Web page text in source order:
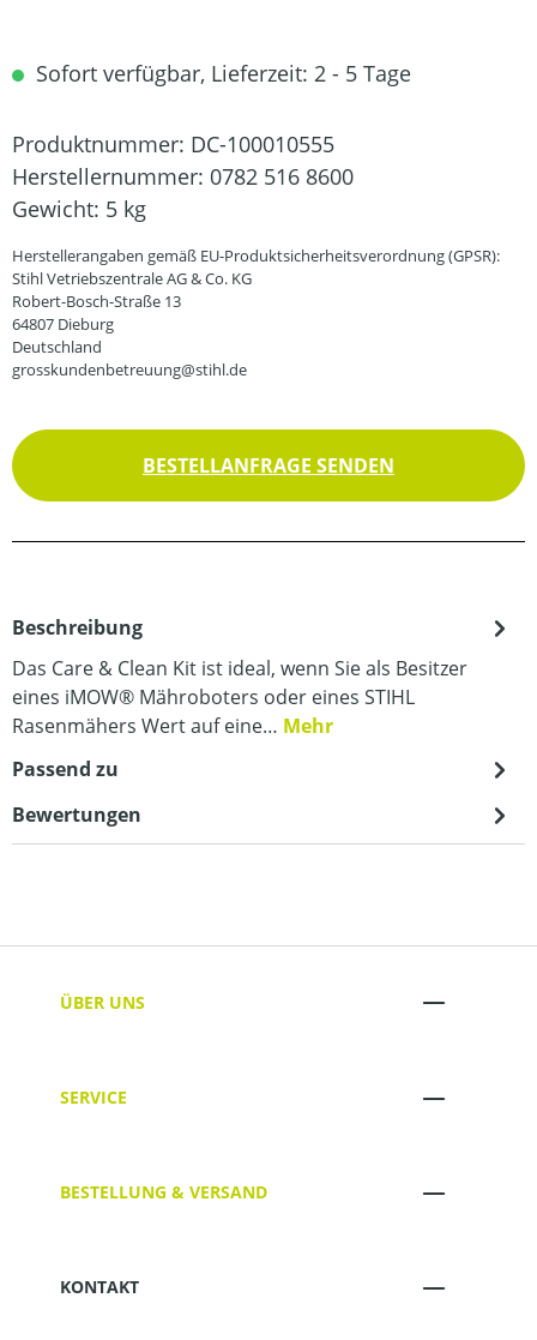
Sofort verfügbar, Lieferzeit: 2 - 5 Tage
Produktnummer: DC-100010555
Herstellernummer: 0782 516 8600
Gewicht: 5 kg
Herstellerangaben gemäß EU-Produktsicherheitsverordnung (GPSR):
Stihl Vetriebszentrale AG & Co. KG
Robert-Bosch-Straße 13
64807 Dieburg
Deutschland
grosskundenbetreuung@stihl.de
BESTELLANFRAGE SENDEN
Beschreibung
Das Care & Clean Kit ist ideal, wenn Sie als Besitzer
eines iMOW® Mähroboters oder eines STIHL
Rasenmähers Wert auf eine… Mehr
Passend zu
Bewertungen
ÜBER UNS
SERVICE
BESTELLUNG & VERSAND
KONTAKT